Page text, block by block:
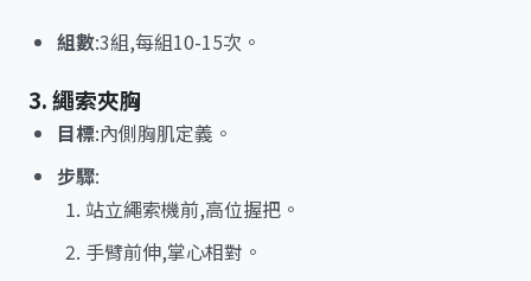
組數:3組,每組10-15次。
3. 繩索夾胸
目標:內側胸肌定義。
步驟:
站立繩索機前,高位握把。
手臂前伸,掌心相對。